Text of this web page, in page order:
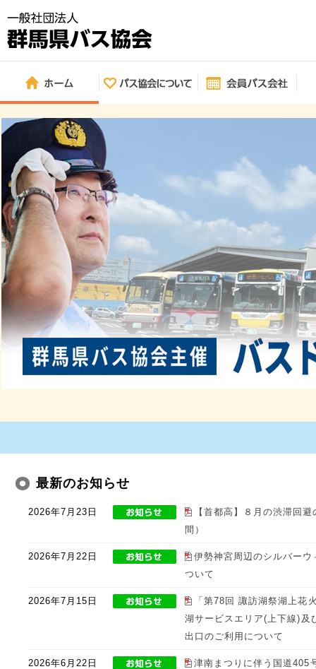
最新のお知らせ
2026年7月23日
【首都高】８月の渋滞回
間）
2026年7月22日
伊勢神宮周辺のシルバー
ついて
2026年7月15日
「第78回 諏訪湖祭湖上花
湖サービスエリア(上下線)及
出口のご利用について
2026年6月22日
津南まつりに伴う国道405